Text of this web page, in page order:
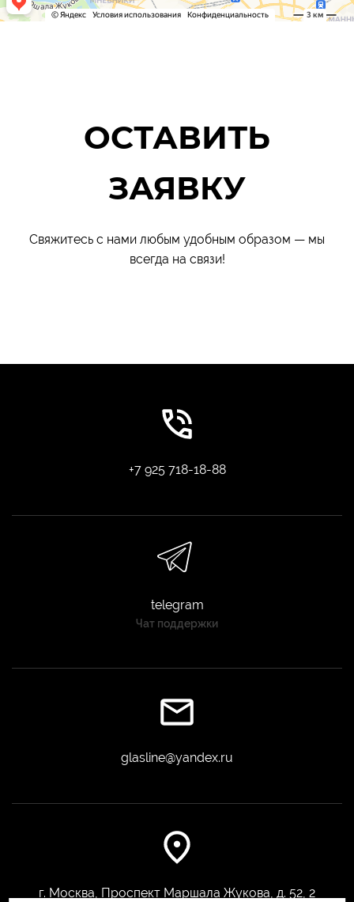
ОСТАВИТЬ
ЗАЯВКУ
Свяжитесь с нами любым удобным образом — мы
всегда на связи!
+7 925 718-18-88
telegram
Чат поддержки
glasline@yandex.ru
г. Москва, Проспект Маршала Жукова, д. 52, 2